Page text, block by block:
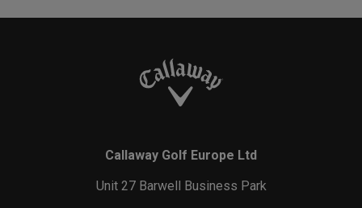
Callaway Golf Europe Ltd
Unit 27 Barwell Business Park